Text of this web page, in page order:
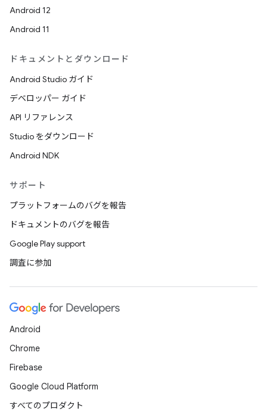
Android 12
Android 11
ドキュメントとダウンロード
Android Studio ガイド
デベロッパー ガイド
API リファレンス
Studio をダウンロード
Android NDK
サポート
プラットフォームのバグを報告
ドキュメントのバグを報告
Google Play support
調査に参加
Android
Chrome
Firebase
Google Cloud Platform
すべてのプロダクト